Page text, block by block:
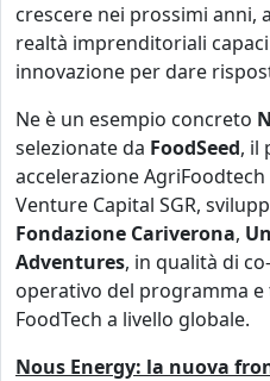
crescere nei prossimi anni,
realtà imprenditoriali
innovazione per dare
Ne è un esempio concreto
selezionate da FoodSeed, il
accelerazione AgriFoodtech
Venture Capital SGR,
Fondazione Cariverona,
Adventures, in qualità di
operativo del programma
FoodTech a livello globale.
Nous Energy: la nuova